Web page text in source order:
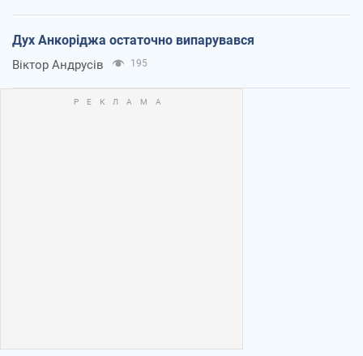
Дух Анкоріджа остаточно випарувався
Віктор Андрусів 195